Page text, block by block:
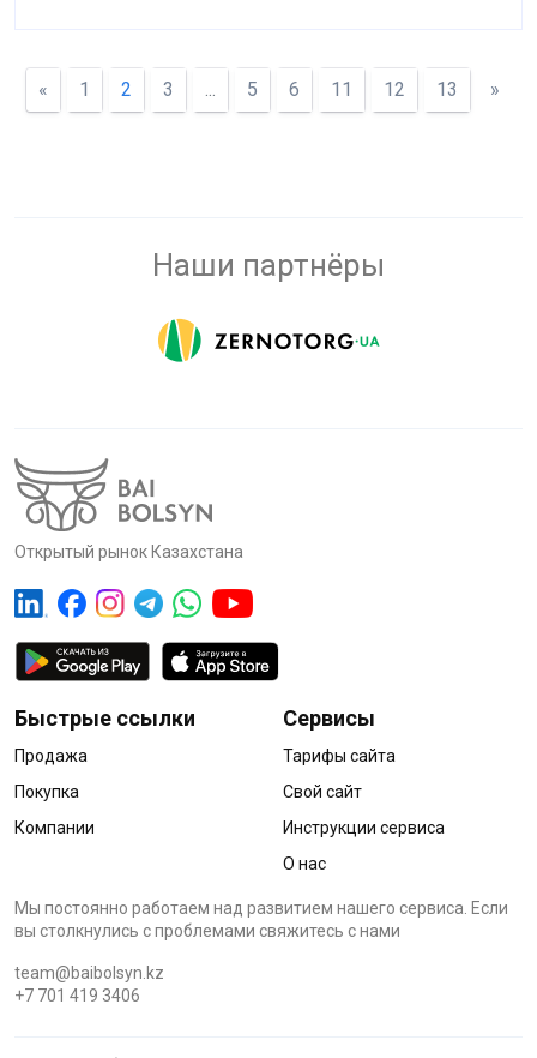
« 1 2 3 ... 5 6 11 12 13 »
Наши партнёры
Открытый рынок Казахстана
Быстрые ссылки
Продажа
Покупка
Компании
Сервисы
Тарифы сайта
Свой сайт
Инструкции сервиса
О нас
Мы постоянно работаем над развитием нашего сервиса. Если
вы столкнулись с проблемами cвяжитесь с нами
team@baibolsyn.kz
+7 701 419 3406